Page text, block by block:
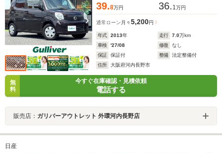
39.8万円 36. 1万円
通常ローン 月々5,200円
年式 2013年 走行 7.0万km
車検
'27/08 修復
なし
保証
保証付 整備
法定整備付
住所
大阪府河内長野市
無
料
今すぐ在庫確認・見積依頼
電話する
販売店： ガリバーアウトレット 外環河内長野店
日産